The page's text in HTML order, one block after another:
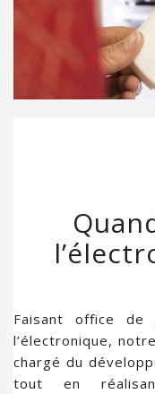
Faisant office
l’électronique,
chargé du
tout en